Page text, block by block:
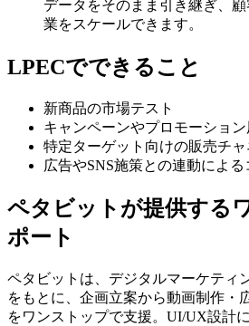
データをそのまま引き継ぎ、
業をスケールできます。
LPECでできること
新商品の市場テスト
キャンペーンやプロモーション
特定ターゲット向けの販売チ
広告やSNS施策との連動によ
ペタビットが提供する
ポート
ペタビットは、デジタルマーケティ
をもとに、企画立案から動画制作・
をワンストップで支援。UI/UX設計